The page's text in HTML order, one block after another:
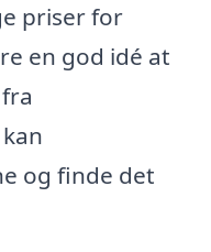
priser for
en god idé at
og finde det